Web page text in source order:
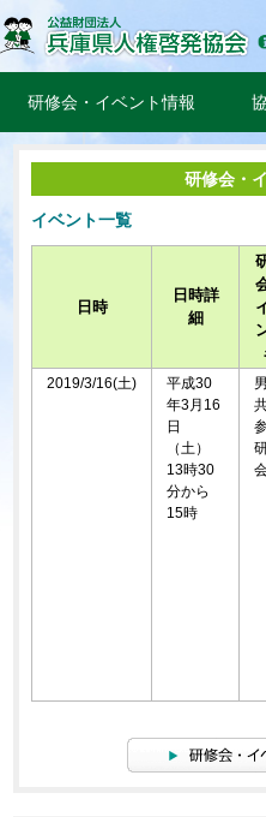
研修会・イベント情報
研修会・
イベント一覧
日時
日時詳
細
2019/3/16(土)
平成30
年3月16
日
（土）
13時30
分から
15時